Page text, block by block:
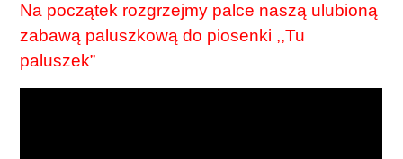
Na początek rozgrzejmy palce naszą ulubioną
zabawą paluszkową do piosenki ,,Tu
paluszek”